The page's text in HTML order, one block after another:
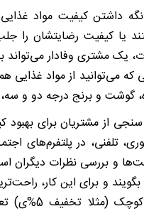
نگه داشتن کیفیت مواد
یا کیفیت رضایتشان را
یک مشتری وفادار می‌تواند
که می‌توانید از مواد غذایی
گوشت و برنج درجه دو و سه،
از مشتریان برای
تلفنی، در پلتفرم‌های
و بررسی نظرات دیگران
و برای این کار،
آفر